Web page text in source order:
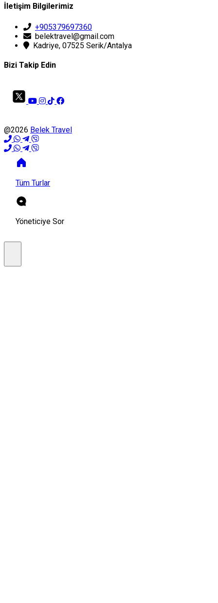
İletişim Bilgilerimiz
+905379697360
belektravel@gmail.com
Kadriye, 07525 Serik/Antalya
Bizi Takip Edin
@2026 Belek Travel
Tüm Turlar
Yöneticiye Sor